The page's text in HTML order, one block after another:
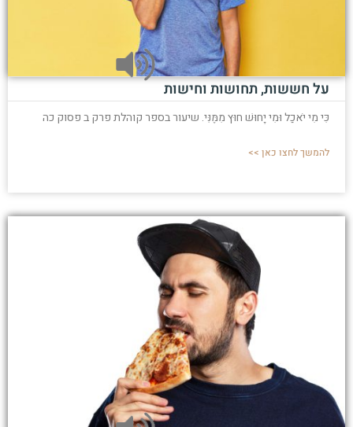
על חששות, תחושות וחישות
כִּי מִי יֹאכַל וּמִי יָחוּשׁ חוּץ מִמֶּנִּי. שיעור בספר קוהלת פרק ב פסוק כה
להמשך לחצו כאן >>